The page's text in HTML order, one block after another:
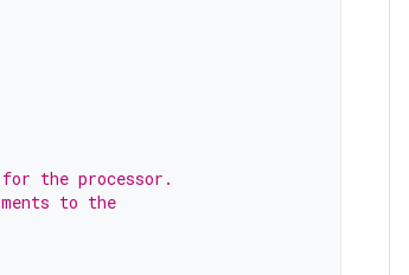
the processor.
to the